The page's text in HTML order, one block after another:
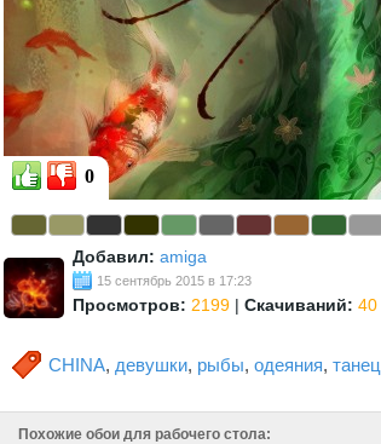
CHINA, девушки, рыбы, одеяния, танец
Добавил: amiga
15 сентябрь 2015 в 17:23
Просмотров: 2199 | Скачиваний: 40
0
Похожие обои для рабочего стола: